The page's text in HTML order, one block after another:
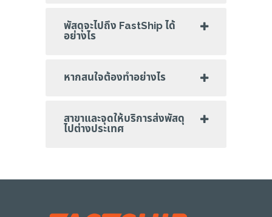
พัสดุจะไปถึง FastShip ได้
อย่างไร
หากสนใจต้องทำอย่างไร
สาขาและจุดให้บริการส่งพัสดุ
ไปต่างประเทศ